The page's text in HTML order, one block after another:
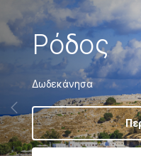
Ρόδος
Δωδεκάνησα